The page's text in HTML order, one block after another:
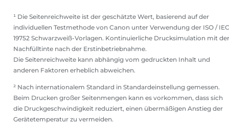
¹ Die Seitenreichweite ist der geschätzte Wert, basierend auf der
individuellen Testmethode von Canon unter Verwendung der ISO / IEC
19752 Schwarzweiß-Vorlagen. Kontinuierliche Drucksimulation mit der
Nachfülltinte nach der Erstinbetriebnahme.
Die Seitenreichweite kann abhängig vom gedruckten Inhalt und
anderen Faktoren erheblich abweichen.
² Nach internationalem Standard in Standardeinstellung gemessen.
Beim Drucken großer Seitenmengen kann es vorkommen, dass sich
die Druckgeschwindigkeit reduziert, einen übermäßigen Anstieg der
Gerätetemperatur zu vermeiden.